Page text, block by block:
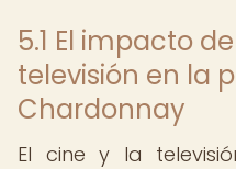
5.1 El impacto
televisión en la
Chardonnay
El cine y la